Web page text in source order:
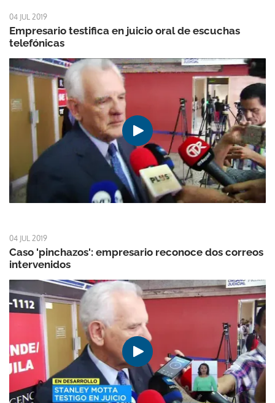
04 JUL 2019
Empresario testifica en juicio oral de escuchas
telefónicas
04 JUL 2019
Caso 'pinchazos': empresario reconoce dos correos
intervenidos